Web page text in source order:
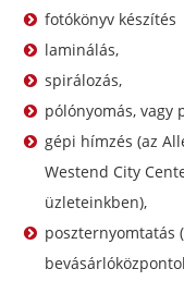
fotókönyv készítés
laminálás,
spirálozás,
pólónyomás, vagy
gépi hímzés (az
Westend City
üzleteinkben),
poszternyomtatás